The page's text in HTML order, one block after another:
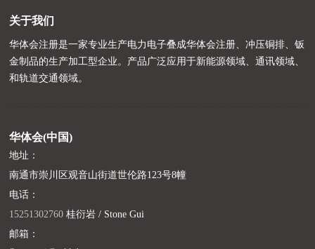
关于我们
华体会注册是一家专业生产电力电子叠成华体会注册、冲压铜排、钣
金制品的生产加工型企业。产品广泛应用于新能源领域、通讯领域、
和轨道交通领域。
华体会(中国)
地址：
南通市崇川区观音山街道世伦路123号8幢
电话：
15251302760 桂衍岩 / Stone Gui
邮箱：